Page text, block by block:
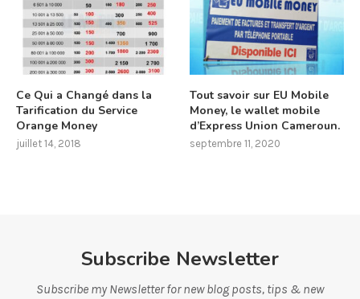
Ce Qui a Changé dans la
Tarification du Service
Orange Money
juillet 14, 2018
Tout savoir sur EU Mobile
Money, le wallet mobile
d’Express Union Cameroun.
septembre 11, 2020
Subscribe Newsletter
Subscribe my Newsletter for new blog posts, tips & new